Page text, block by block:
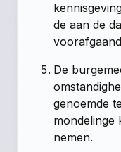
de aan de
De
genoemde
mondelinge
nemen.